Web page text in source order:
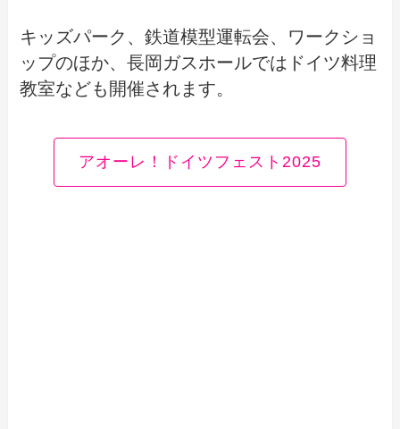
キッズパーク、鉄道模型運転会、ワークショ
ップのほか、長岡ガスホールではドイツ料理
教室なども開催されます。
アオーレ！ドイツフェスト2025